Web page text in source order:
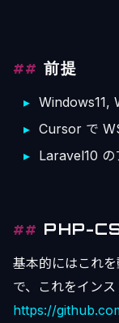
前提
Windows11,
Cursor で
Laravel10 の
PHP-
基本的にはこれ
で、これをインス
https://